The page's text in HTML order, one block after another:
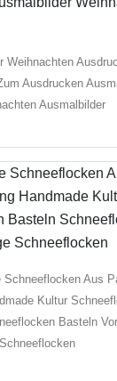
Weihnachten
Ausdrucken
Ausmalbilder
Schneeflocken Aus
Kultur
Basteln
Schneeflocken